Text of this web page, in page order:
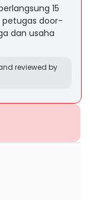
15
petugas door-
dan usaha
reviewed by